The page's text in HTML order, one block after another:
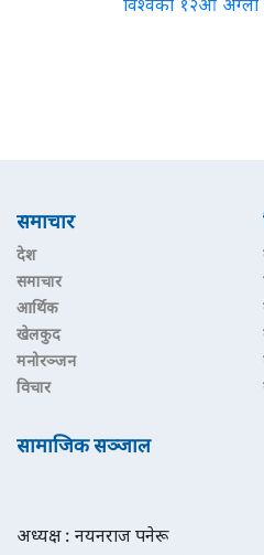
विश्वको १२औँ अग्लो
समाचार
देश
समाचार
आर्थिक
खेलकुद
मनोरञ्जन
विचार
सामाजिक सञ्जाल
अध्यक्ष : नयनराज पनेरू